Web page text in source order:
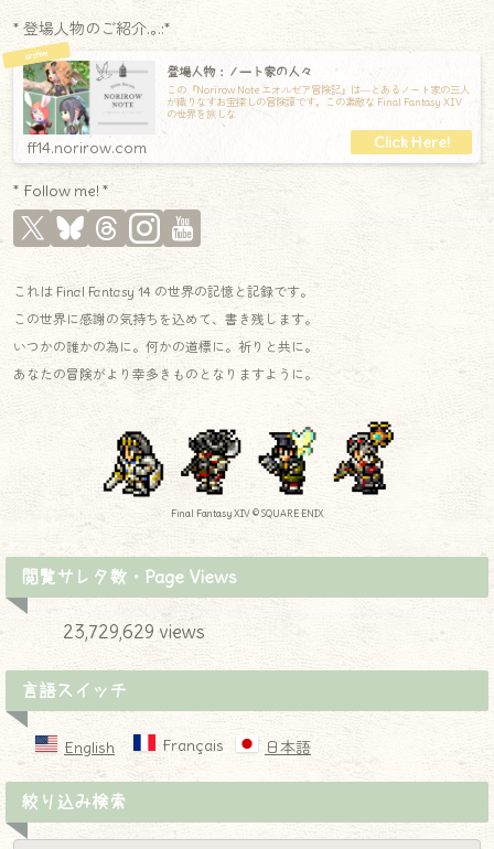
* 登場人物のご紹介.｡.:*
登場人物：ノート家の人々
この『Norirow Note エオルゼア冒険記』は―とあるノート家の三人
が織りなすお宝探しの冒険譚です。この素敵な Final Fantasy XIV
の世界を旅しな
ff14.norirow.com
* Follow me! *
これは Final Fantasy 14 の世界の記憶と記録です。
この世界に感謝の気持ちを込めて、書き残します。
いつかの誰かの為に。何かの道標に。祈りと共に。
あなたの冒険がより幸多きものとなりますように。
Final Fantasy XIV © SQUARE ENIX
閲覧サレタ数・Page Views
23,729,629 views
言語スイッチ
English Français 日本語
絞り込み検索